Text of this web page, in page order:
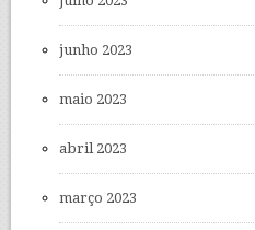
junho 2023
maio 2023
abril 2023
março 2023